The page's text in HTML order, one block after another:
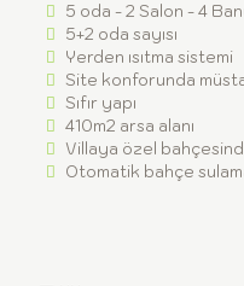
5 oda - 2 Salon - 4
5+2 oda sayısı
Yerden ısıtma sistemi
Site konforunda
Sıfır yapı
410m2 arsa alanı
Villaya özel
Otomatik bahçe